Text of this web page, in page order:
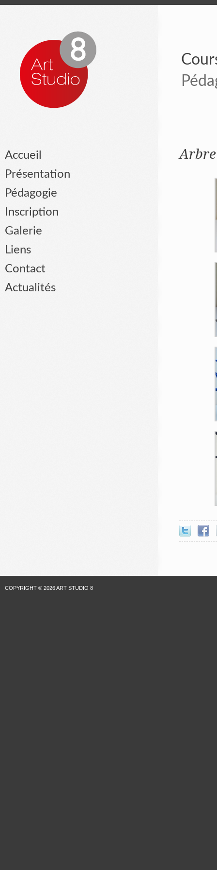
Accueil
Présentation
Pédagogie
Inscription
Galerie
Liens
Contact
Actualités
COPYRIGHT © 2026 ART STUDIO 8